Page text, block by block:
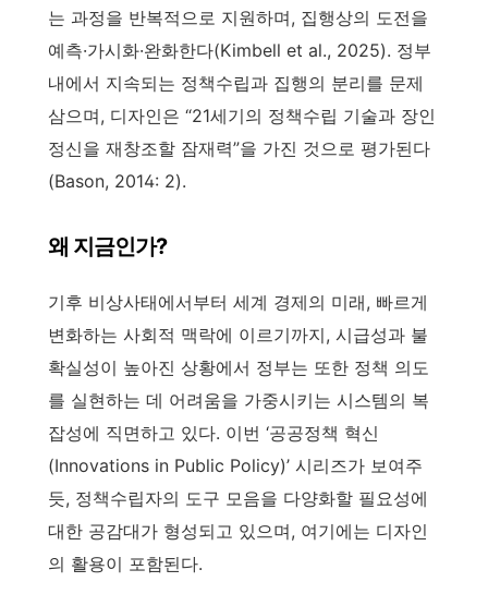
는 과정을 반복적으로 지원하며, 집행상의 도전을
예측·가시화·완화한다(Kimbell et al., 2025). 정부
내에서 지속되는 정책수립과 집행의 분리를 문제
삼으며, 디자인은 “21세기의 정책수립 기술과 장인
정신을 재창조할 잠재력”을 가진 것으로 평가된다
(Bason, 2014: 2).
왜 지금인가?
기후 비상사태에서부터 세계 경제의 미래, 빠르게
변화하는 사회적 맥락에 이르기까지, 시급성과 불
확실성이 높아진 상황에서 정부는 또한 정책 의도
를 실현하는 데 어려움을 가중시키는 시스템의 복
잡성에 직면하고 있다. 이번 ‘공공정책 혁신
(Innovations in Public Policy)’ 시리즈가 보여주
듯, 정책수립자의 도구 모음을 다양화할 필요성에
대한 공감대가 형성되고 있으며, 여기에는 디자인
의 활용이 포함된다.